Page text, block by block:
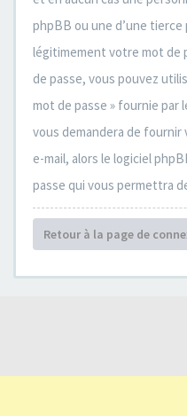
phpBB ou une d’une
légitimement votre mot de
de passe, vous pouvez
mot de passe » fournie par
vous demandera de
e-mail, alors le logiciel
passe qui vous permettra
Retour à la page de